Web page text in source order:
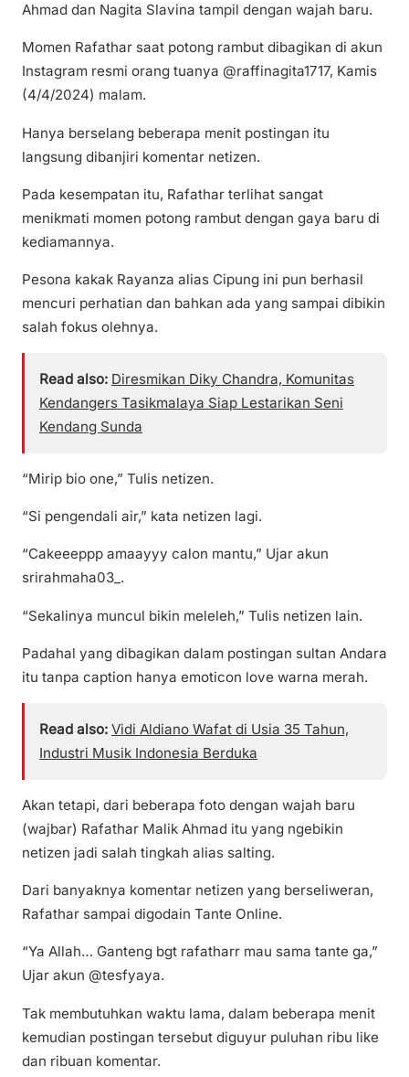
Ahmad dan Nagita Slavina tampil dengan wajah baru.
Momen Rafathar saat potong rambut dibagikan di akun
Instagram resmi orang tuanya @raffinagita1717, Kamis
(4/4/2024) malam.
Hanya berselang beberapa menit postingan itu
langsung dibanjiri komentar netizen.
Pada kesempatan itu, Rafathar terlihat sangat
menikmati momen potong rambut dengan gaya baru di
kediamannya.
Pesona kakak Rayanza alias Cipung ini pun berhasil
mencuri perhatian dan bahkan ada yang sampai dibikin
salah fokus olehnya.
Read also: Diresmikan Diky Chandra, Komunitas
Kendangers Tasikmalaya Siap Lestarikan Seni
Kendang Sunda
“Mirip bio one,” Tulis netizen.
“Si pengendali air,” kata netizen lagi.
“Cakeeeppp amaayyy calon mantu,” Ujar akun
srirahmaha03_.
“Sekalinya muncul bikin meleleh,” Tulis netizen lain.
Padahal yang dibagikan dalam postingan sultan Andara
itu tanpa caption hanya emoticon love warna merah.
Read also: Vidi Aldiano Wafat di Usia 35 Tahun,
Industri Musik Indonesia Berduka
Akan tetapi, dari beberapa foto dengan wajah baru
(wajbar) Rafathar Malik Ahmad itu yang ngebikin
netizen jadi salah tingkah alias salting.
Dari banyaknya komentar netizen yang berseliweran,
Rafathar sampai digodain Tante Online.
“Ya Allah… Ganteng bgt rafatharr mau sama tante ga,”
Ujar akun @tesfyaya.
Tak membutuhkan waktu lama, dalam beberapa menit
kemudian postingan tersebut diguyur puluhan ribu like
dan ribuan komentar.